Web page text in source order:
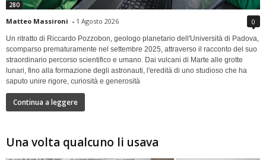
280
Matteo Massironi - 1 Agosto 2026 0
Un ritratto di Riccardo Pozzobon, geologo planetario dell'Università di Padova,
scomparso prematuramente nel settembre 2025, attraverso il racconto del suo
straordinario percorso scientifico e umano. Dai vulcani di Marte alle grotte
lunari, fino alla formazione degli astronauti, l'eredità di uno studioso che ha
saputo unire rigore, curiosità e generosità
Continua a leggere
Una volta qualcuno li usava